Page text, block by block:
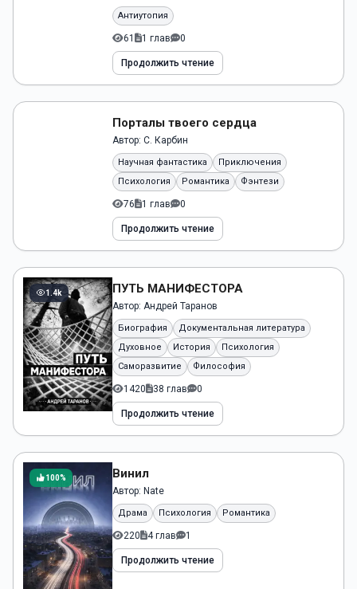
Антиутопия
61 1 глав 0
Продолжить чтение
Порталы твоего сердца
Автор: С. Карбин
Научная фантастика
Приключения
Психология
Романтика Фэнтези
76 1 глав 0
Продолжить чтение
1.4k ПУТЬ МАНИФЕСТОРА
Автор: Андрей Таранов
Биография
Документальная литература
Духовное
История
Психология
Саморазвитие
Философия
1420 38 глав 0
Продолжить чтение
100% Винил
Автор: Nate
Драма Психология Романтика
220 4 глав 1
Продолжить чтение